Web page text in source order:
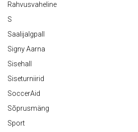
Rahvusvaheline
S
Saalijalgpall
Signy Aarna
Sisehall
Siseturniirid
SoccerAid
Sõprusmäng
Sport